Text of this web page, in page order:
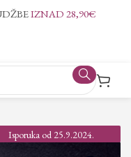
IZNAD 28,90€
Isporuka od 25.9.2024.